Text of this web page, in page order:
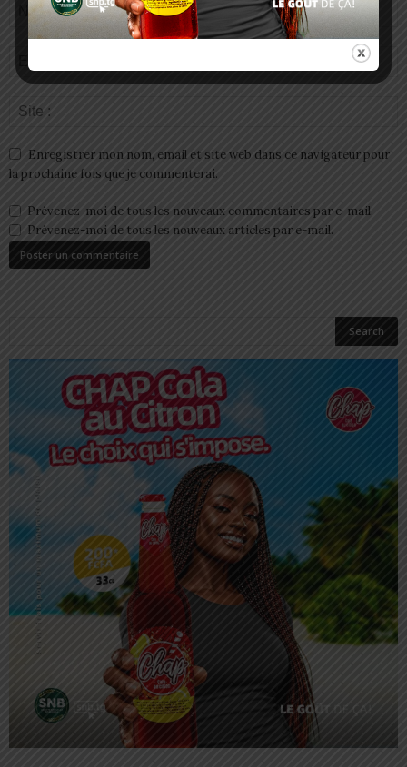
Enregistrer mon nom, email et site web dans ce navigateur pour
la prochaine fois que je commenterai.
Prévenez-moi de tous les nouveaux commentaires par e-mail.
Prévenez-moi de tous les nouveaux articles par e-mail.